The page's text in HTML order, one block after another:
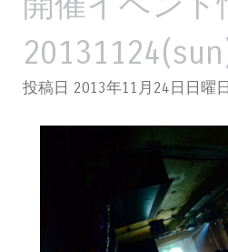
投稿日 2013年11月24日日曜日